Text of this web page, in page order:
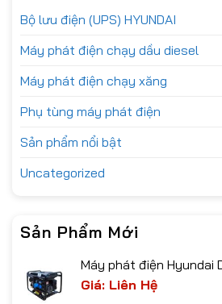
Bộ lưu điện (UPS) HYUNDAI
Máy phát điện chạy dầu diesel
Máy phát điện chạy xăng
Phụ tùng máy phát điện
Sản phẩm nổi bật
Uncategorized
Sản Phẩm Mới
Máy phát điện Hyundai
Giá: Liên Hệ